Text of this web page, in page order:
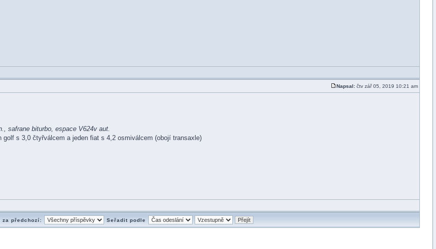
Napsal: čtv zář 05, 2019 10:21 am
safrane biturbo, espace V624v aut.
golf s 3,0 čtyřválcem a jeden fiat s 4,2 osmiválcem (obojí transaxle)
za předchozí: Seřadit podle